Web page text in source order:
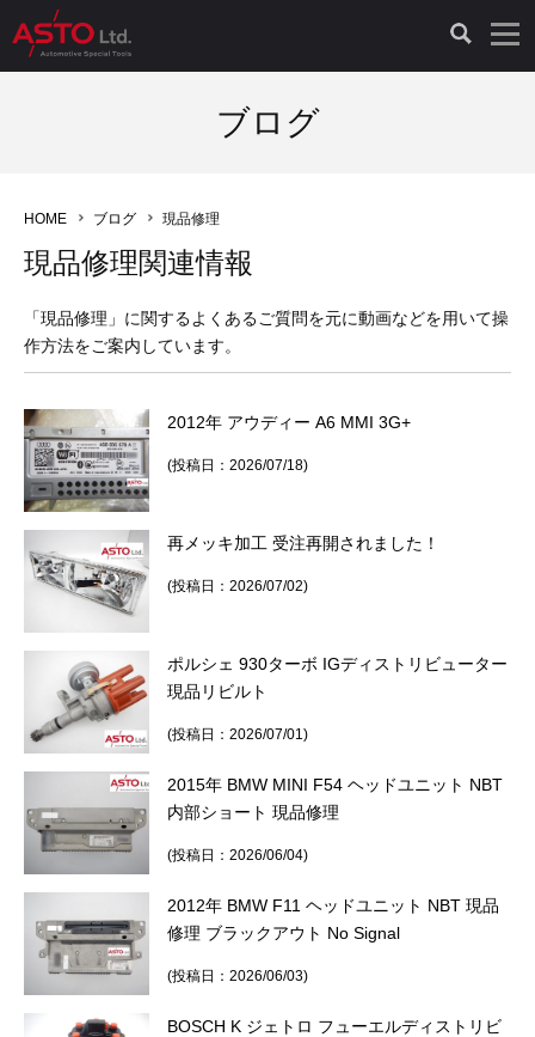
オプション品（17）
TPMS（4）
その他（9）
安定化電源ユニット（8）
バッテリーテスター（4）
古い車両用診断テスター（10）
バイク用診断テスター（7）
その他（20）
OTOFIX Powered by AUTEL（4）
ドイツ車（211）
イタリア/フランス車（27）
イギリス車（23）
アメリカ車（15）
スウェーデン車（20）
日本車（7）
汎用（89）
バッテリーチャージャー（4）
ディーゼルインジェクター&グロープラグ ツール（7）
その他（8）
スウェーデン車（45）
日本車（40）
ロシア（8）
ブレーキキャリパーリペアキット（368）
ステアリングロックエミュレータ（28）
キー関連（19）
ライト関連（6）
その他（12）
イモビライザーOFF（1）
その他（6）
ブログ
HOME ブログ 現品修理
現品修理関連情報
「現品修理」に関するよくあるご質問を元に動画などを用いて操
作方法をご案内しています。
2012年 アウディー A6 MMI 3G+
(投稿日：2026/07/18)
再メッキ加工 受注再開されました！
(投稿日：2026/07/02)
ポルシェ 930ターボ IGディストリビューター
現品リビルト
(投稿日：2026/07/01)
2015年 BMW MINI F54 ヘッドユニット NBT
内部ショート 現品修理
(投稿日：2026/06/04)
2012年 BMW F11 ヘッドユニット NBT 現品
修理 ブラックアウト No Signal
(投稿日：2026/06/03)
BOSCH K ジェトロ フューエルディストリビ